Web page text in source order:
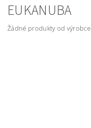
EUKANUBA
Žádné produkty od výrobce